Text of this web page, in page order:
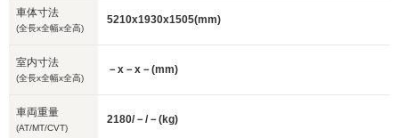
車体寸法
(全長x全幅x全高)
5210x1930x1505(mm)
室内寸法
(全長x全幅x全高)
－x－x－(mm)
車両重量
(AT/MT/CVT)
2180/－/－(kg)